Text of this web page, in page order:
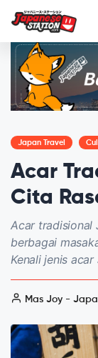
Japan Travel
Acar
Cita
Acar tradisional
berbagai
Kenali jenis
Mas Joy -